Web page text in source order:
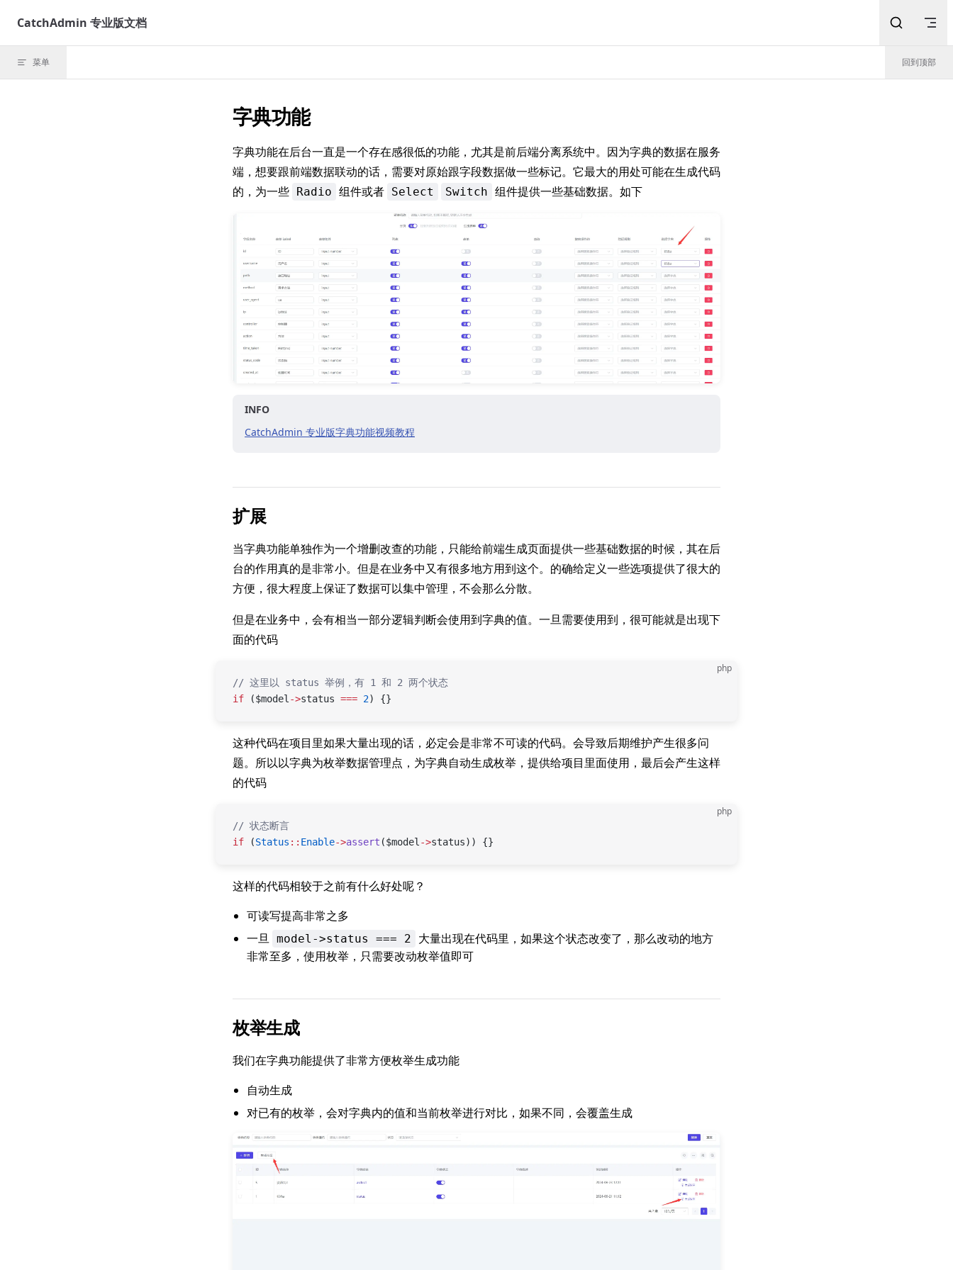
Skip to content
CatchAdmin 专业版文档
菜单 回到顶部
字典功能
字典功能在后台一直是一个存在感很低的功能，尤其是前后端分离系统中。因为字典的数据在服务
端，想要跟前端数据联动的话，需要对原始跟字段数据做一些标记。它最大的用处可能在生成代码
的，为一些 Radio 组件或者 Select Switch 组件提供一些基础数据。如下
INFO
CatchAdmin 专业版字典功能视频教程
扩展
当字典功能单独作为一个增删改查的功能，只能给前端生成页面提供一些基础数据的时候，其在后
台的作用真的是非常小。但是在业务中又有很多地方用到这个。的确给定义一些选项提供了很大的
方便，很大程度上保证了数据可以集中管理，不会那么分散。
但是在业务中，会有相当一部分逻辑判断会使用到字典的值。一旦需要使用到，很可能就是出现下
面的代码
php
// 这里以 status 举例，有 1 和 2 两个状态
if ($model ->status === 2) {}
这种代码在项目里如果大量出现的话，必定会是非常不可读的代码。会导致后期维护产生很多问
题。所以以字典为枚举数据管理点，为字典自动生成枚举，提供给项目里面使用，最后会产生这样
的代码
php
// 状态断言
if (Status :: Enable->assert ($model ->status)) {}
这样的代码相较于之前有什么好处呢？
可读写提高非常之多
一旦 model->status === 2
大量出现在代码里，如果这个状态改变了，那么改动的地方
非常至多，使用枚举，只需要改动枚举值即可
枚举生成
我们在字典功能提供了非常方便枚举生成功能
自动生成
对已有的枚举，会对字典内的值和当前枚举进行对比，如果不同，会覆盖生成